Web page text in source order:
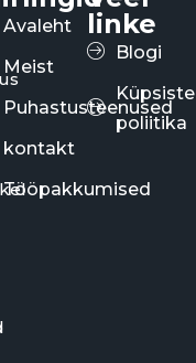
Avaleht
Meist
Puhastusteenused
kontakt
Tööpakkumised
linke
Blogi
Küpsiste
poliitika